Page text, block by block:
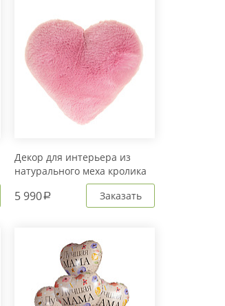
Декор для интерьера из
натурального меха кролика
Рекс "Сердце" IM20601
5 990a Заказать